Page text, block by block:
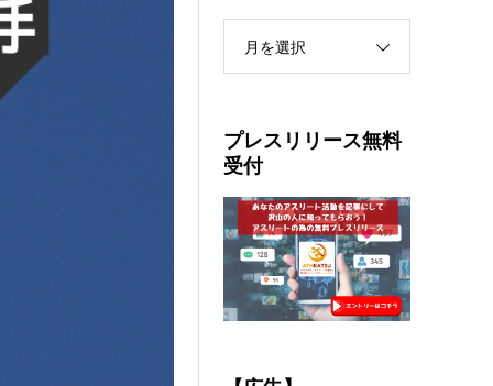
月を選択
プレスリリース無料
受付